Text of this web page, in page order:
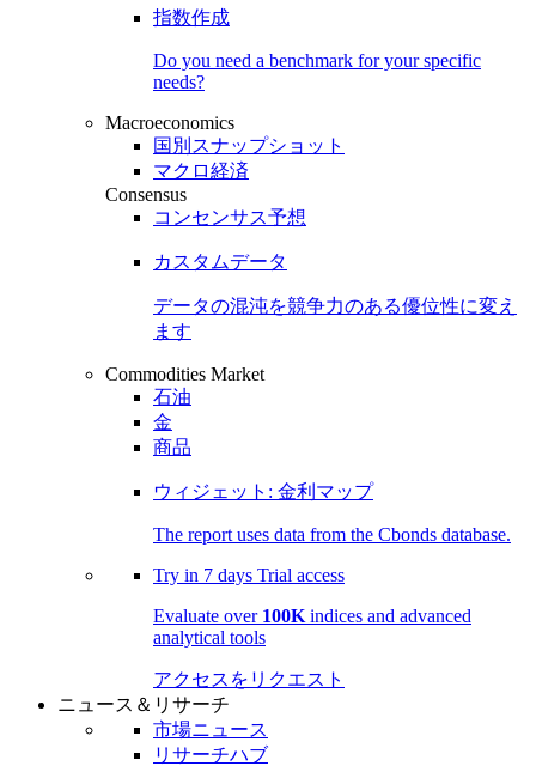
指数作成
Do you need a benchmark for your specific
needs?
Macroeconomics
国別スナップショット
マクロ経済
Consensus
コンセンサス予想
カスタムデータ
データの混沌を競争力のある優位性に変え
ます
Commodities Market
石油
金
商品
ウィジェット: 金利マップ
The report uses data from the Cbonds database.
Try in 7 days Trial access
Evaluate over 100K indices and advanced
analytical tools
アクセスをリクエスト
ニュース＆リサーチ
市場ニュース
リサーチハブ